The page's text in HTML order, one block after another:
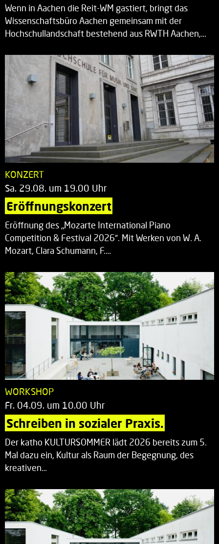
Wenn in Aachen die Reit-WM gastiert, bringt das
Wissenschaftsbüro Aachen gemeinsam mit der
Hochschullandschaft bestehend aus RWTH Aachen,…
KONZERT
Sa. 29.08. um 19.00 Uhr
Eröffnungskonzert
Eröffnung des „Mozarte International Piano
Competition & Festival 2026“. Mit Werken von W. A.
Mozart, Clara Schumann, F.…
WORKSHOP
Fr. 04.09. um 10.00 Uhr
Schreiben in sozialer Praxis.
Der katho KULTURSOMMER lädt 2026 bereits zum 5.
Mal dazu ein, Kultur als Raum der Begegnung, des
kreativen…